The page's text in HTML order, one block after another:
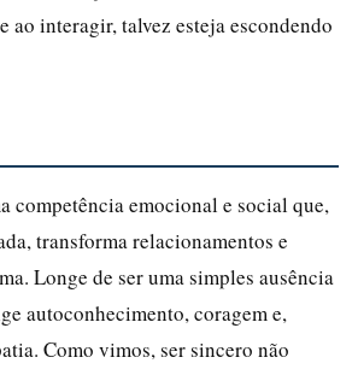
ao interagir, talvez esteja escondendo
competência emocional e social que,
transforma relacionamentos e
Longe de ser uma simples ausência
autoconhecimento, coragem e,
Como vimos, ser sincero não